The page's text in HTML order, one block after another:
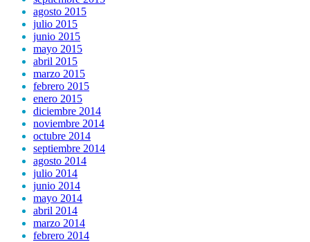
agosto 2015
julio 2015
junio 2015
mayo 2015
abril 2015
marzo 2015
febrero 2015
enero 2015
diciembre 2014
noviembre 2014
octubre 2014
septiembre 2014
agosto 2014
julio 2014
junio 2014
mayo 2014
abril 2014
marzo 2014
febrero 2014